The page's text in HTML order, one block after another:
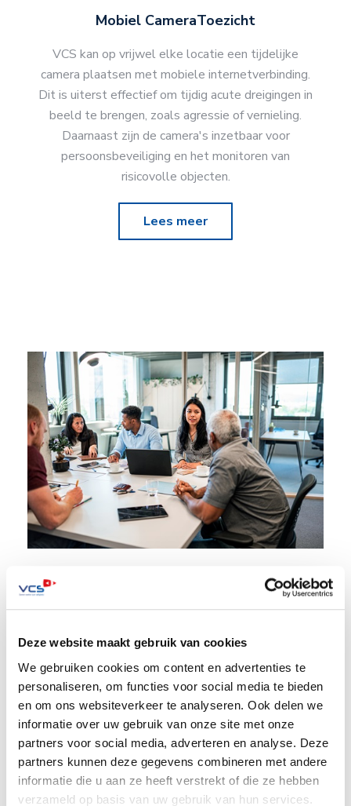
Deze website maakt gebruik van cookies
We gebruiken cookies om content en advertenties te
personaliseren, om functies voor social media te bieden
en om ons websiteverkeer te analyseren. Ook delen we
informatie over uw gebruik van onze site met onze
partners voor social media, adverteren en analyse. Deze
partners kunnen deze gegevens combineren met andere
informatie die u aan ze heeft verstrekt of die ze hebben
verzameld op basis van uw gebruik van hun services.
Mobiel CameraToezicht
VCS kan op vrijwel elke locatie een tijdelijke
camera plaatsen met mobiele internetverbinding.
Dit is uiterst effectief om tijdig acute dreigingen in
beeld te brengen, zoals agressie of vernieling.
Daarnaast zijn de camera's inzetbaar voor
persoonsbeveiliging en het monitoren van
risicovolle objecten.
Lees meer
Duurzaam (samen)werken
Duurzaamheid is voor ons een integraal onderdeel van
onze strategie. We werken aan circulariteit, we
verminderen onze CO2-uitstoot en ons
energieverbruik. Wij brengen duurzaamheid en social
responsibility onder de aandacht van collega’s,